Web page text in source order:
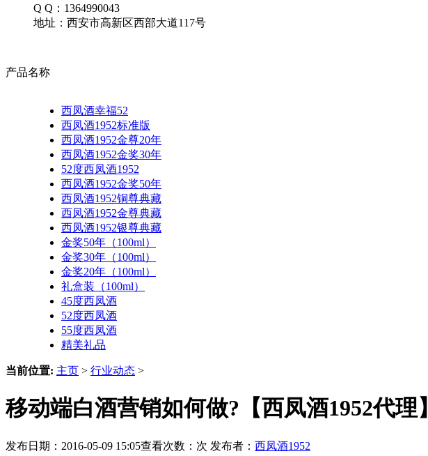
Q Q：1364990043
地址：西安市高新区西部大道117号
产品名称
西凤酒幸福52
西凤酒1952标准版
西凤酒1952金尊20年
西凤酒1952金奖30年
52度西凤酒1952
西凤酒1952金奖50年
西凤酒1952铜尊典藏
西凤酒1952金尊典藏
西凤酒1952银尊典藏
金奖50年（100ml）
金奖30年（100ml）
金奖20年（100ml）
礼盒装（100ml）
45度西凤酒
52度西凤酒
55度西凤酒
精美礼品
当前位置: 主页 > 行业动态 >
移动端白酒营销如何做?【西凤酒1952代理】
发布日期：2016-05-09 15:05查看次数： 次 发布者： 西凤酒1952